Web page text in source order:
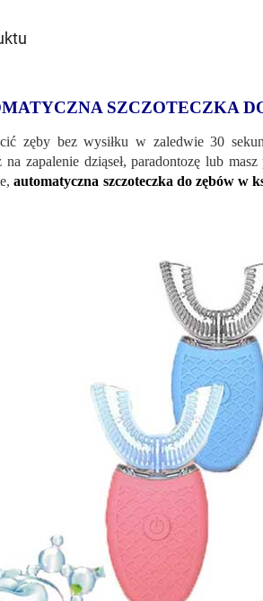
SZCZOTECZKA
zęby bez wysiłku w zaledwie 30
na zapalenie dziąseł, paradontozę lub
automatyczna szczoteczka do zębów w